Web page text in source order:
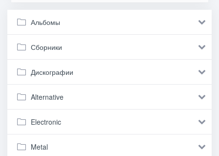
Альбомы
Сборники
Дискографии
Alternative
Electronic
Metal